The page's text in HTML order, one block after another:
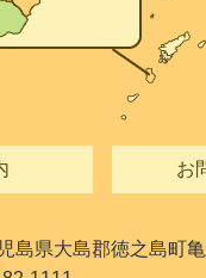
お
島県大島郡徳之島町